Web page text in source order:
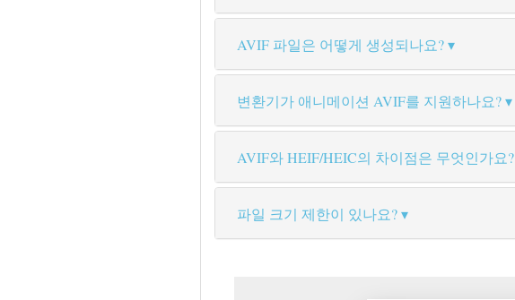
AVIF 파일은 어떻게 생성되나요?
변환기가 애니메이션 AVIF를 지원하나요?
AVIF와 HEIF/HEIC의 차이점은 무엇인가요?
파일 크기 제한이 있나요?